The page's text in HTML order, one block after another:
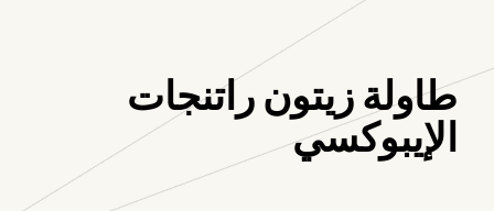
طاولة زيتون راتنجات
الإيبوكسي